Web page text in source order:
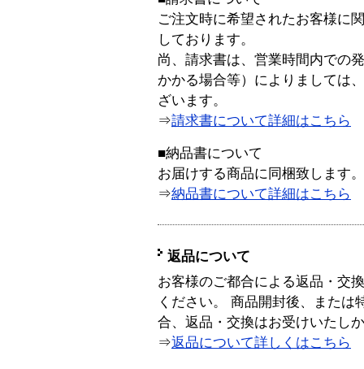
ご注文時に希望されたお客様に
しております。
尚、請求書は、営業時間内での
かかる場合等）によりましては
ざいます。
⇒請求書について詳細はこちら
■納品書について
お届けする商品に同梱致します。
⇒納品書について詳細はこちら
返品について
お客様のご都合による返品・交
ください。 商品開封後、または
合、返品・交換はお受けいたし
⇒返品について詳しくはこちら